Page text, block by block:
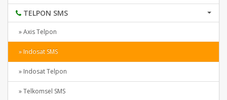
TELPON SMS
» Axis Telpon
» Indosat SMS
» Indosat Telpon
» Telkomsel SMS